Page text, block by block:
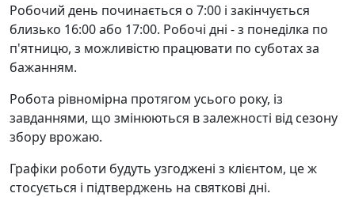
Робочий день починається о 7:00 і закінчується
близько 16:00 або 17:00. Робочі дні - з понеділка по
п'ятницю, з можливістю працювати по суботах за
бажанням.
Робота рівномірна протягом усього року, із
завданнями, що змінюються в залежності від сезону
збору врожаю.
Графіки роботи будуть узгоджені з клієнтом, це ж
стосується і підтверджень на святкові дні.